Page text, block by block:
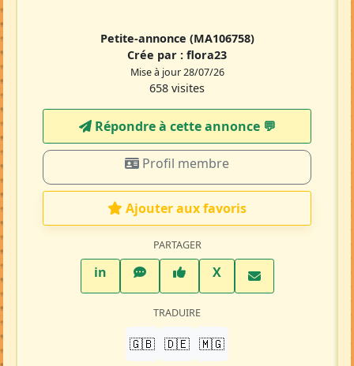
Petite-annonce (MA106758)
Crée par : flora23
Mise à jour 28/07/26
658 visites
Répondre à cette annonce 💬​
Profil membre
Ajouter aux favoris
PARTAGER
inLinkedInWhatsAppFacebook
XTwitter X
TRADUIRE
🇬🇧 🇩🇪 🇲🇬